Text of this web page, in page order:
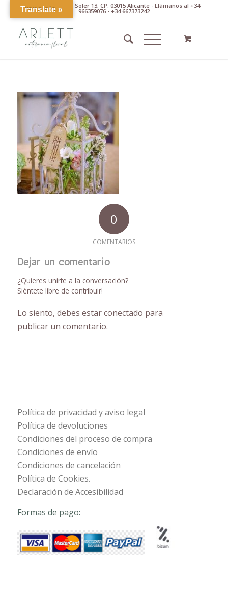
Av. Pintor Xavier Soler 13, CP. 03015 Alicante - Llámanos al +34
966359076 - +34 667373242
0
COMENTARIOS
Dejar un comentario
¿Quieres unirte a la conversación?
Siéntete libre de contribuir!
Lo siento, debes estarconectado para
publicar un comentario.
Política de privacidad y aviso legal
Política de devoluciones
Condiciones del proceso de compra
Condiciones de envío
Condiciones de cancelación
Política de Cookies.
Declaración de Accesibilidad
Formas de pago:
Translate »